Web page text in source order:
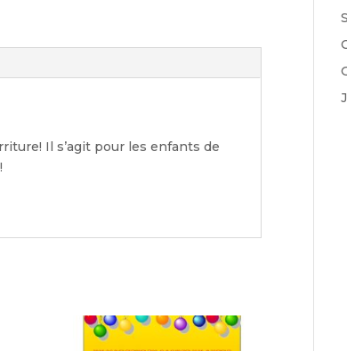
Il s’agit pour les enfants de